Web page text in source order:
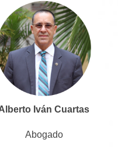
Iván Cuartas
Abogado